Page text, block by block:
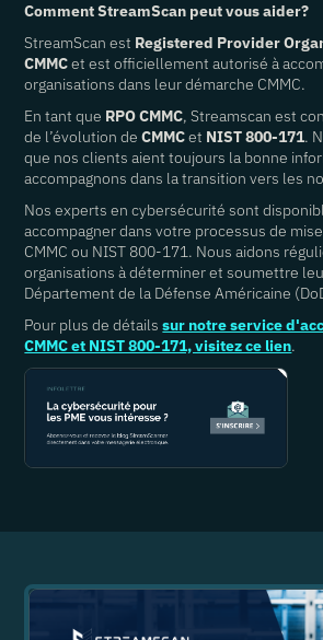
Comment StreamScan peut vous aider?
StreamScan est Registered Provider
CMMCet est officiellement autorisé à
organisations dans leur démarche CMMC.
En tant que RPO CMMC, Streamscan est
de l’évolution deCMMCet NIST 800-171.
que nos clients aient toujours la bonne
accompagnons dans la transition vers les
Nos experts en cybersécurité sont
accompagner dans votre processus de
CMMC ou NIST 800-171. Nous aidons
organisations à déterminer et soumettre
Département de la Défense Américaine
Pour plus de détailssur notre service
CMMC et NIST 800-171, visitez ce lien.